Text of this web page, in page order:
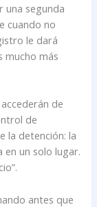
una segunda
cuando no
le dará
mucho más
de
de
la detención: la
un solo lugar.
antes que